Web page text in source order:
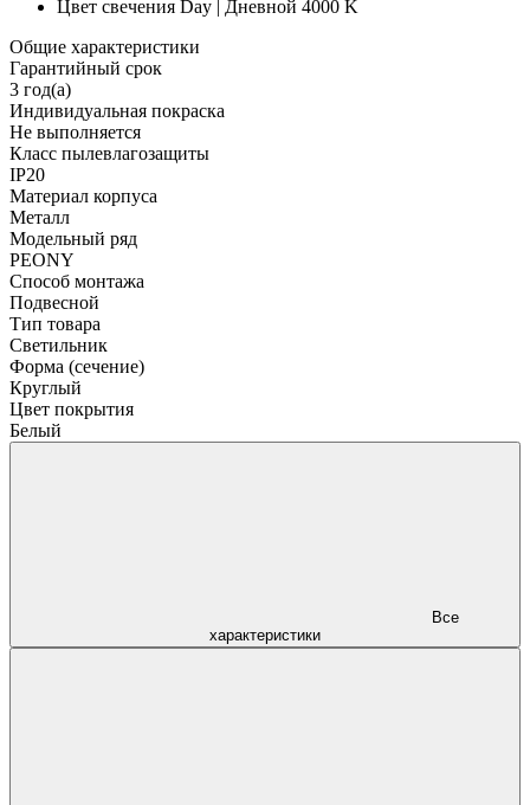
Цвет свечения Day | Дневной 4000 K
Общие характеристики
Гарантийный срок
3 год(а)
Индивидуальная покраска
Не выполняется
Класс пылевлагозащиты
IP20
Материал корпуса
Металл
Модельный ряд
PEONY
Способ монтажа
Подвесной
Тип товара
Светильник
Форма (сечение)
Круглый
Цвет покрытия
Белый
характеристики